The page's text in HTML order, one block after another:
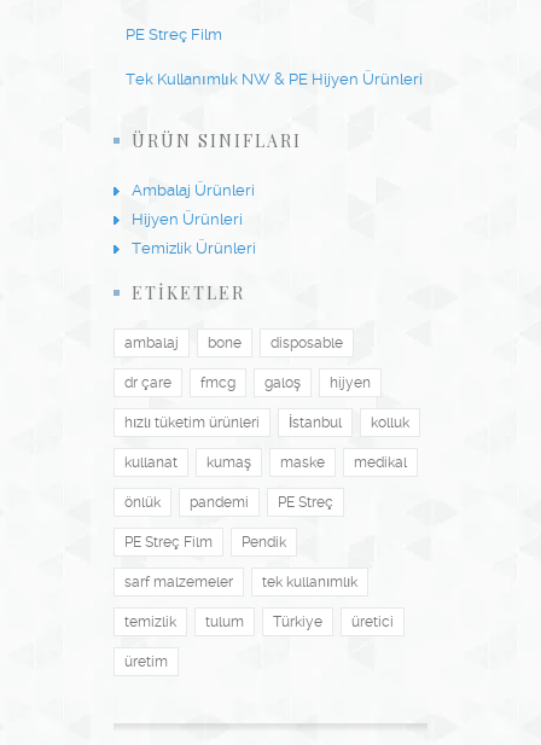
PE Streç Film
Tek Kullanımlık NW & PE Hijyen Ürünleri
ÜRÜN SINIFLARI
Ambalaj Ürünleri
Hijyen Ürünleri
Temizlik Ürünleri
ETİKETLER
ambalaj bone disposable
dr çare fmcg galoş hijyen
hızlı tüketim ürünleri İstanbul kolluk
kullanat kumaş maske medikal
önlük pandemi PE Streç
PE Streç Film Pendik
sarf malzemeler tek kullanımlık
temizlik tulum Türkiye üretici
üretim